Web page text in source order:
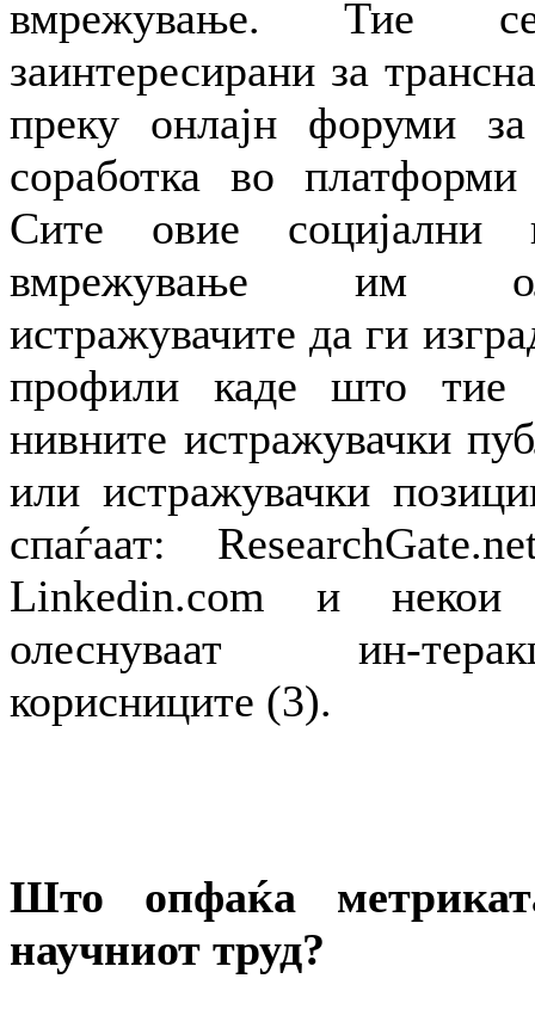
вмрежување. Тие
заинтересирани за
преку онлајн форуми
соработка во
Сите овие социјални
вмрежување им
истражувачите да ги
профили каде што тие
нивните истражувачки
или истражувачки
спаѓаат:
Linkedin.com и
олеснуваат ин-
корисниците (3).
Што опфаќа
научниот труд?